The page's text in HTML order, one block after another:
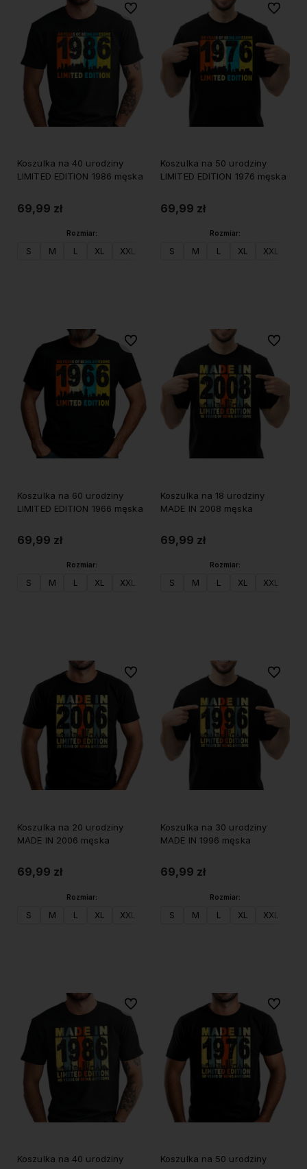
Koszulka na 40 urodziny
LIMITED EDITION 1986 męska
69,99 zł
Rozmiar:
S M L XL XXL
Do ulubionych
Koszulka na 50 urodziny
LIMITED EDITION 1976 męska
69,99 zł
Rozmiar:
S M L XL XXL
Do
Koszulka na 60 urodziny
LIMITED EDITION 1966 męska
69,99 zł
Rozmiar:
S M L XL XXL
Do ulubionych
Koszulka na 18 urodziny
MADE IN 2008 męska
69,99 zł
Rozmiar:
S M L XL XXL
Do
Koszulka na 20 urodziny
MADE IN 2006 męska
69,99 zł
Rozmiar:
S M L XL XXL
Do ulubionych
Koszulka na 30 urodziny
MADE IN 1996 męska
69,99 zł
Rozmiar:
S M L XL XXL
Do
Koszulka na 40 urodziny
Do ulubionych
Koszulka na 50 urodziny
Do